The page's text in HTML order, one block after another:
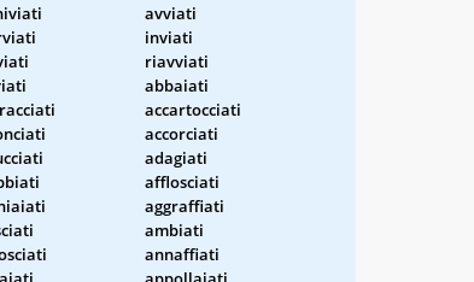
avviati
inviati
riavviati
abbaiati
accartocciati
accorciati
adagiati
afflosciati
aggraffiati
ambiati
annaffiati